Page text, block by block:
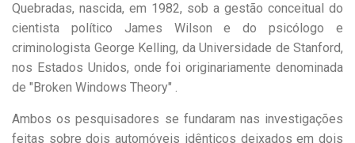
Quebradas, nascida, em 1982, sob a gestão conceitual do
cientista político James Wilson e do psicólogo e
criminologista George Kelling, da Universidade de Stanford,
nos Estados Unidos, onde foi originariamente denominada
de "Broken Windows Theory" .
Ambos os pesquisadores se fundaram nas investigações
feitas sobre dois automóveis idênticos deixados em dois